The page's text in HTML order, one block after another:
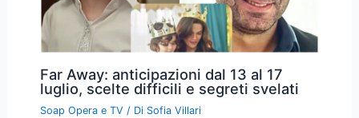
Far Away: anticipazioni dal 13 al 17
luglio, scelte difficili e segreti svelati
Soap Opera e TV / Di Sofia Villari